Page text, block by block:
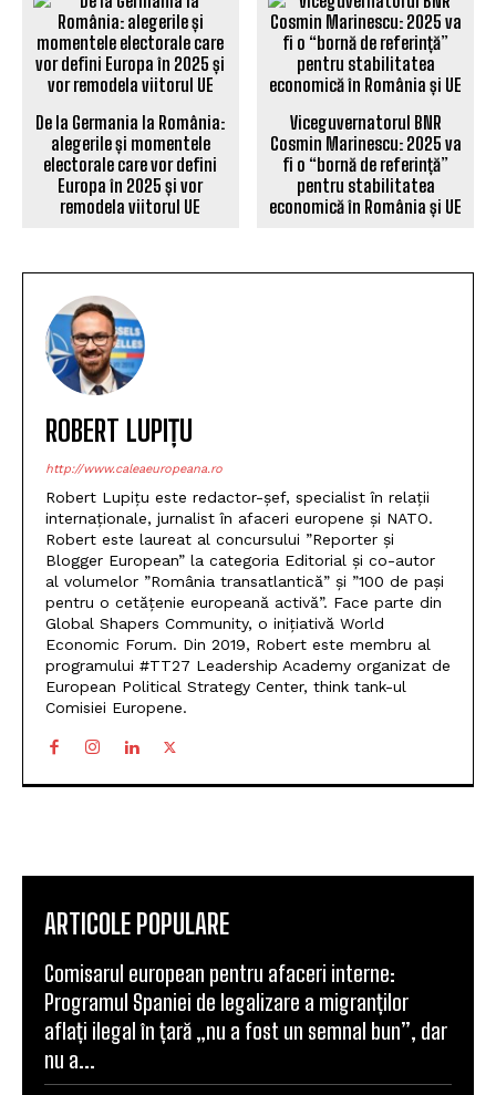
De la Germania la România:
alegerile și momentele
electorale care vor defini
Europa în 2025 și vor
remodela viitorul UE
Viceguvernatorul BNR
Cosmin Marinescu: 2025 va
fi o “bornă de referință”
pentru stabilitatea
economică în România și UE
ROBERT LUPIȚU
http://www.caleaeuropeana.ro
Robert Lupițu este redactor-șef, specialist în relații
internaționale, jurnalist în afaceri europene și NATO.
Robert este laureat al concursului ”Reporter și
Blogger European” la categoria Editorial și co-autor
al volumelor ”România transatlantică” și ”100 de pași
pentru o cetățenie europeană activă”. Face parte din
Global Shapers Community, o inițiativă World
Economic Forum. Din 2019, Robert este membru al
programului #TT27 Leadership Academy organizat de
European Political Strategy Center, think tank-ul
Comisiei Europene.
ARTICOLE POPULARE
Comisarul european pentru afaceri interne:
Programul Spaniei de legalizare a migranților
aflați ilegal în țară „nu a fost un semnal bun”, dar
nu a...